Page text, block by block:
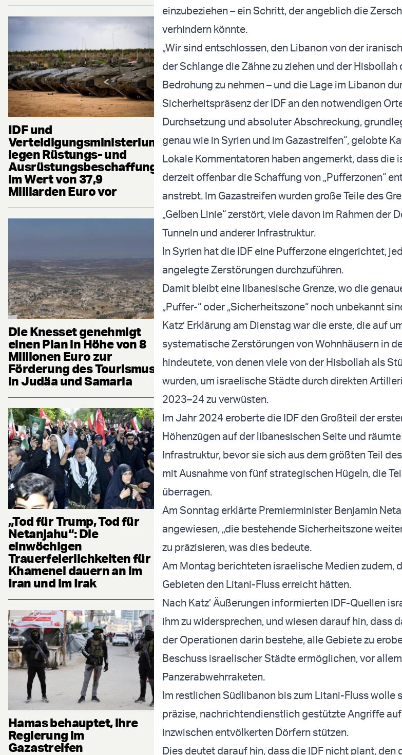
IDF und
Verteidigungsministerium
legen Rüstungs- und
Ausrüstungsbeschaffung
im Wert von 37,9
Milliarden Euro vor
Die Knesset genehmigt
einen Plan in Höhe von 8
Millionen Euro zur
Förderung des Tourismus
in Judäa und Samaria
„Tod für Trump, Tod für
Netanjahu“: Die
einwöchigen
Trauerfeierlichkeiten für
Khamenei dauern an im
Iran und im Irak
Hamas behauptet, ihre
Regierung im
Gazastreifen
einzubeziehen – ein Schritt, der angeblich die
verhindern könnte.
„Wir sind entschlossen, den Libanon von der
der Schlange die Zähne zu ziehen und der Hisbollah
Bedrohung zu nehmen – und die Lage im Libanon
Sicherheitspräsenz der IDF an den notwendigen
Durchsetzung und absoluter Abschreckung,
genau wie in Syrien und im Gazastreifen“, gelobte
Lokale Kommentatoren haben angemerkt, dass die
derzeit offenbar die Schaffung von „Pufferzonen“
anstrebt. Im Gazastreifen wurden große Teile des
„Gelben Linie“ zerstört, viele davon im Rahmen der
Tunneln und anderer Infrastruktur.
In Syrien hat die IDF eine Pufferzone eingerichtet,
angelegte Zerstörungen durchzuführen.
Damit bleibt eine libanesische Grenze, wo die
„Puffer-“ oder „Sicherheitszone“ noch unbekannt
Katz’ Erklärung am Dienstag war die erste, die auf
systematische Zerstörungen von Wohnhäusern in
hindeutete, von denen viele von der Hisbollah als
wurden, um israelische Städte durch direkten
2023–24 zu verwüsten.
Im Jahr 2024 eroberte die IDF den Großteil der
Höhenzügen auf der libanesischen Seite und
Infrastruktur, bevor sie sich aus dem größten Teil
mit Ausnahme von fünf strategischen Hügeln, die
überragen.
Am Sonntag erklärte Premierminister Benjamin
angewiesen, „die bestehende Sicherheitszone
zu präzisieren, was dies bedeute.
Am Montag berichteten israelische Medien zudem,
Gebieten den Litani-Fluss erreicht hätten.
Nach Katz’ Äußerungen informierten IDF-Quellen
ihm zu widersprechen, und wiesen darauf hin, dass
der Operationen darin bestehe, alle Gebiete zu
Beschuss israelischer Städte ermöglichen, vor
Panzerabwehrraketen.
Im restlichen Südlibanon bis zum Litani-Fluss wolle
präzise, nachrichtendienstlich gestützte Angriffe
inzwischen entvölkerten Dörfern stützen.
Dies deutet darauf hin, dass die IDF nicht plant,